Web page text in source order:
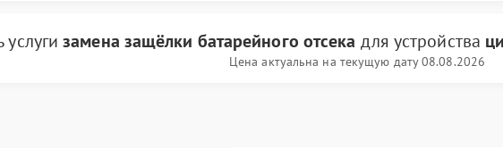
услугизамена защёлки батарейного отсека для устройства
Цена актуальна на текущую дату 08.08.2026